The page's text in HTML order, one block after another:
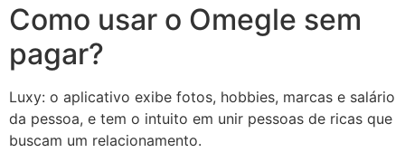
Como usar o Omegle sem
pagar?
Luxy: o aplicativo exibe fotos, hobbies, marcas e salário
da pessoa, e tem o intuito em unir pessoas de ricas que
buscam um relacionamento.